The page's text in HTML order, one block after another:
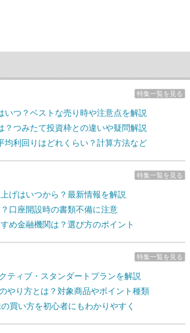
特集一覧を見る
いつ？ベストな売り時や注意点を解説
？つみたて投資枠との違いや疑問解説
均利回りはどれくらい？計算方法など
特集一覧を見る
げはいつから？最新情報を解説
口座開設時の書類不備に注意
め金融機関は？選び方のポイント
特集一覧を見る
ティブ・スタンダートプランを解説
やり方とは？対象商品やポイント種類
買い方を初心者にもわかりやすく